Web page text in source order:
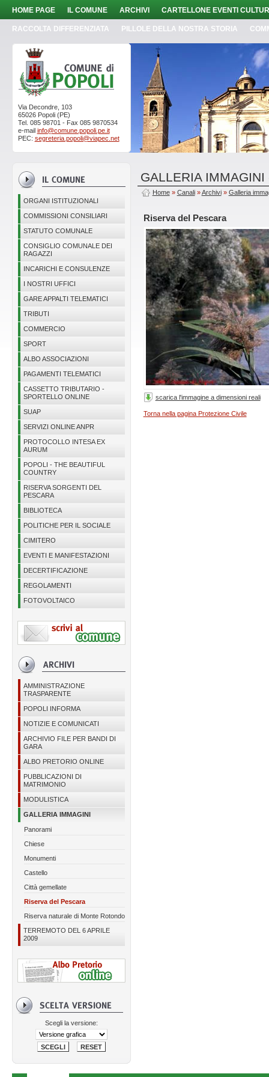
HOME PAGE IL COMUNE ARCHIVI CARTELLONE EVENTI
RACCOLTA DIFFERENZIATA PILLOLE DELLA NOSTRA STORIA
Via Decondre, 103
65026 Popoli (PE)
Tel. 085 98701 - Fax 085 9870534
e-mail info@comune.popoli.pe.it
PEC: segreteria.popoli@viapec.net
ORGANI ISTITUZIONALI
COMMISSIONI CONSILIARI
STATUTO COMUNALE
CONSIGLIO COMUNALE DEI
RAGAZZI
INCARICHI E CONSULENZE
I NOSTRI UFFICI
GARE APPALTI TELEMATICI
TRIBUTI
COMMERCIO
SPORT
ALBO ASSOCIAZIONI
PAGAMENTI TELEMATICI
CASSETTO TRIBUTARIO -
SPORTELLO ONLINE
SUAP
SERVIZI ONLINE ANPR
PROTOCOLLO INTESA EX
AURUM
POPOLI - THE BEAUTIFUL
COUNTRY
RISERVA SORGENTI DEL
PESCARA
BIBLIOTECA
POLITICHE PER IL SOCIALE
CIMITERO
EVENTI E MANIFESTAZIONI
DECERTIFICAZIONE
REGOLAMENTI
FOTOVOLTAICO
AMMINISTRAZIONE
TRASPARENTE
POPOLI INFORMA
NOTIZIE E COMUNICATI
ARCHIVIO FILE PER BANDI DI
GARA
ALBO PRETORIO ONLINE
PUBBLICAZIONI DI
MATRIMONIO
MODULISTICA
GALLERIA IMMAGINI
Panorami
Chiese
Monumenti
Castello
Città gemellate
Riserva del Pescara
Riserva naturale di Monte Rotondo
TERREMOTO DEL 6 APRILE
2009
Scegli la versione:
GALLERIA
Home» Canali»Archivi» Galleria
Riserva del Pescara
scarica l'immagine a dimensioni reali
Torna nella pagina Protezione Civile